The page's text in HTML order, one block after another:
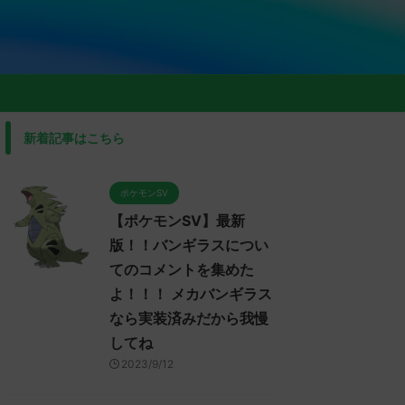
新着記事はこちら
ポケモンSV
【ポケモンSV】最新
版！！バンギラスについ
てのコメントを集めた
よ！！！ メカバンギラス
なら実装済みだから我慢
してね
2023/9/12